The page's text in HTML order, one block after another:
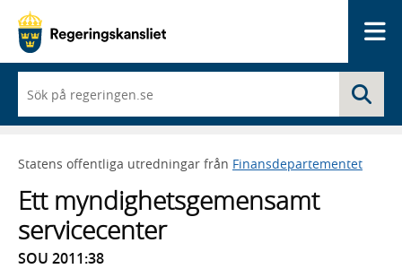
du
börjar
skriva
framträder
lista
med
sökförslag
Statens offentliga utredningar från Finansdepartementet
Ett myndighetsgemensamt
servicecenter
SOU 2011:38